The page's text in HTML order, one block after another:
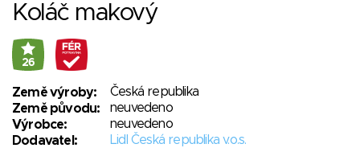
Koláč makový
26
Země výroby:
Česká republika
Země původu:
neuvedeno
Výrobce:
neuvedeno
Dodavatel:
Lidl Česká republika v.o.s.